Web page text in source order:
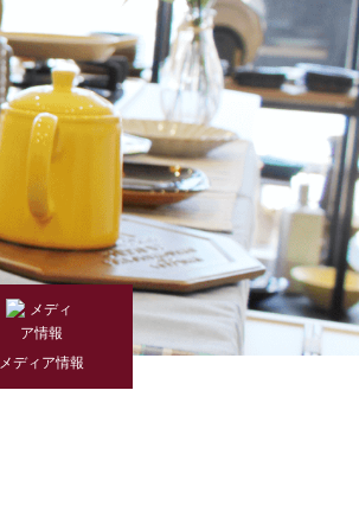
メディア情報